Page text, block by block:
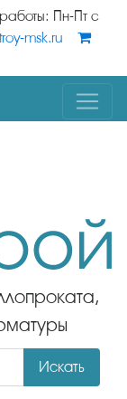
Пн-Пт с
msk.ru
Искать